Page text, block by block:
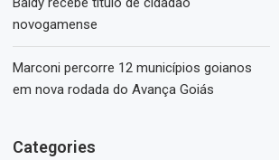
novogamense
Marconi percorre 12 municípios goianos
em nova rodada do Avança Goiás
Categories